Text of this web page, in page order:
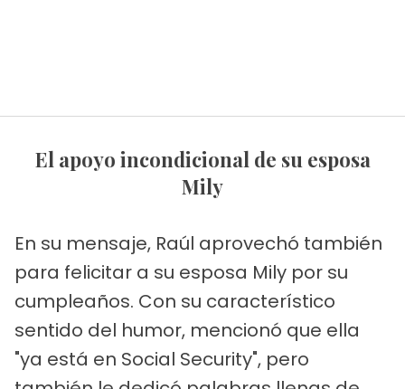
El apoyo incondicional de su esposa
Mily
En su mensaje, Raúl aprovechó también
para felicitar a su esposa Mily por su
cumpleaños. Con su característico
sentido del humor, mencionó que ella
"ya está en Social Security", pero